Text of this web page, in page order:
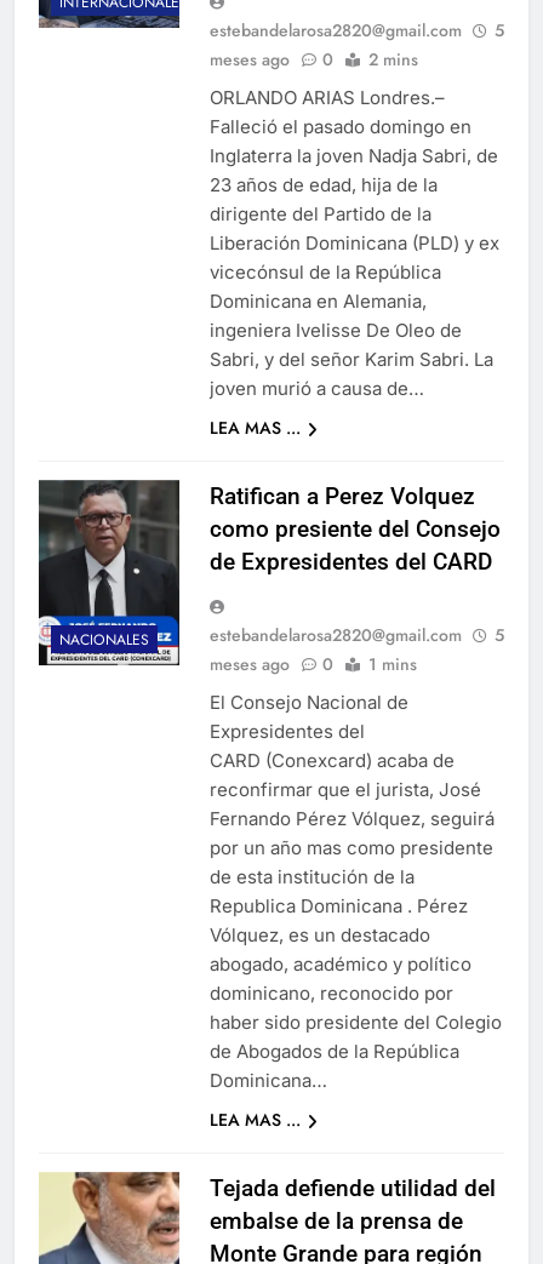
estebandelarosa2820@gmail.com
5
meses ago
0 2 mins
ORLANDO ARIAS Londres.–
Falleció el pasado domingo en
Inglaterra la joven Nadja Sabri, de
23 años de edad, hija de la
dirigente del Partido de la
Liberación Dominicana (PLD) y ex
vicecónsul de la República
Dominicana en Alemania,
ingeniera Ivelisse De Oleo de
Sabri, y del señor Karim Sabri. La
joven murió a causa de…
LEA MAS ...
NACIONALES
Ratifican a Perez Volquez
como presiente del Consejo
de Expresidentes del CARD
estebandelarosa2820@gmail.com
5
meses ago
0 1 mins
El Consejo Nacional de
Expresidentes del
CARD (Conexcard) acaba de
reconfirmar que el jurista, José
Fernando Pérez Vólquez, seguirá
por un año mas como presidente
de esta institución de la
Republica Dominicana . Pérez
Vólquez, es un destacado
abogado, académico y político
dominicano, reconocido por
haber sido presidente del Colegio
de Abogados de la República
Dominicana…
LEA MAS ...
Tejada defiende utilidad del
embalse de la prensa de
Monte Grande para región